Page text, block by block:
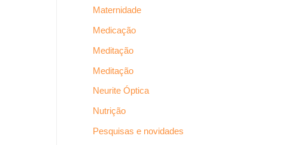
Maternidade
Medicação
Meditação
Meditação
Neurite Óptica
Nutrição
Pesquisas e novidades